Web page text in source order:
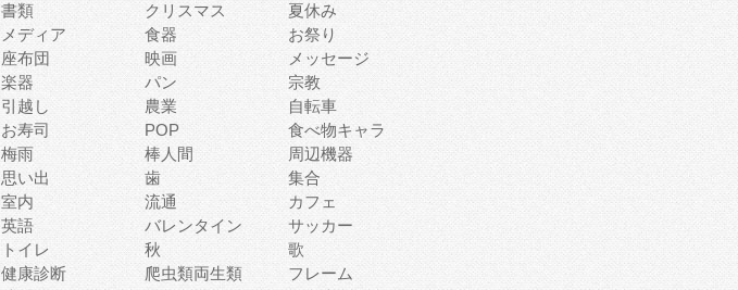
書類 クリスマス
夏休み
メディア 食器
お祭り
座布団 映画
メッセージ
楽器 パン
宗教
引越し 農業
自転車
お寿司 POP
食べ物キャラ
梅雨 棒人間
周辺機器
思い出 歯
集合
室内 流通
カフェ
英語 バレンタイン
サッカー
トイレ 秋
歌
健康診断 爬虫類両生類
フレーム